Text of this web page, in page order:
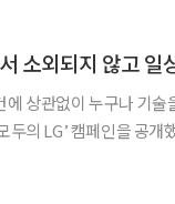
소외되지 않고 일
상관없이 누구나 기
두의 LG’ 캠페인을 공